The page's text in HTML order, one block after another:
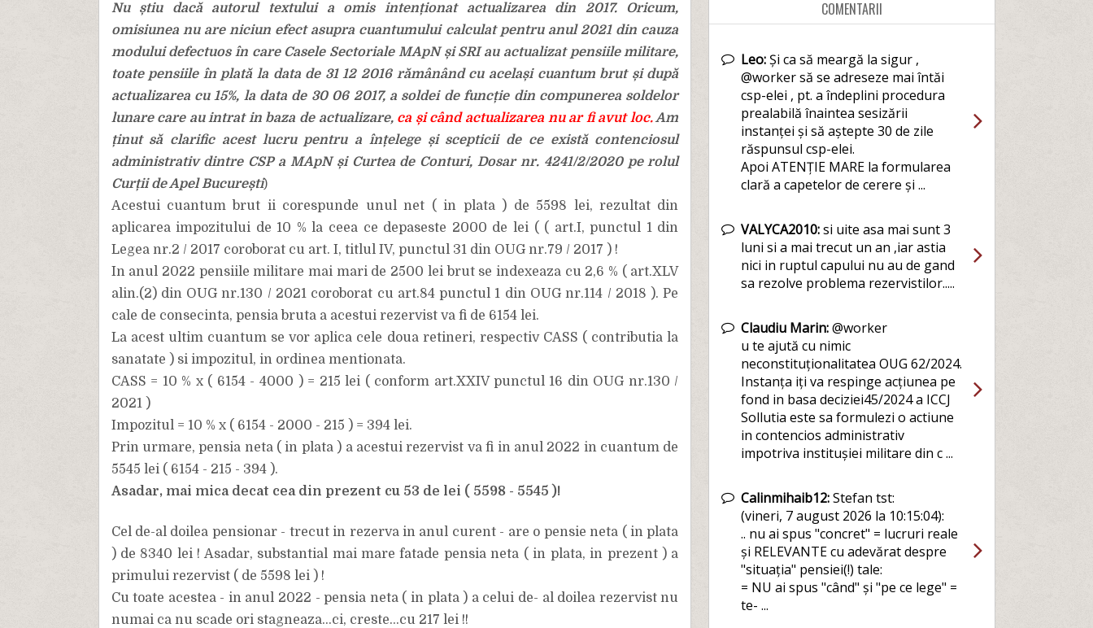
Nu știu dacă autorul textului a omis intenționat actualizarea din 2017. Oricum,
omisiunea nu are niciun efect asupra cuantumului calculat pentru anul 2021 din cauza
modului defectuos în care Casele Sectoriale MApN și SRI au actualizat pensiile militare,
toate pensiile în plată la data de 31 12 2016 rămânând cu același cuantum brut și după
actualizarea cu 15%, la data de 30 06 2017, a soldei de funcție din compunerea soldelor
lunare care au intrat in baza de actualizare, ca și când actualizarea nu ar fi avut loc.Am
ținut să clarific acest lucru pentru a înțelege și scepticii de ce există contenciosul
administrativ dintre CSP a MApN și Curtea de Conturi, Dosar nr. 4241/2/2020 pe rolul
Curții de Apel București)
Acestui cuantum brut ii corespunde unul net ( in plata ) de 5598 lei, rezultat din
aplicarea impozitului de 10 % la ceea ce depaseste 2000 de lei ( ( art.I, punctul 1 din
Legea nr.2 / 2017 coroborat cu art. I, titlul IV, punctul 31 din OUG nr.79 / 2017 ) !
In anul 2022 pensiile militare mai mari de 2500 lei brut se indexeaza cu 2,6 % ( art.XLV
alin.(2) din OUG nr.130 / 2021 coroborat cu art.84 punctul 1 din OUG nr.114 / 2018 ). Pe
cale de consecinta, pensia bruta a acestui rezervist va fi de 6154 lei.
La acest ultim cuantum se vor aplica cele doua retineri, respectiv CASS ( contributia la
sanatate ) si impozitul, in ordinea mentionata.
CASS = 10 % x ( 6154 - 4000 ) = 215 lei ( conform art.XXIV punctul 16 din OUG nr.130 /
2021 )
Impozitul = 10 % x ( 6154 - 2000 - 215 ) = 394 lei.
Prin urmare, pensia neta ( in plata ) a acestui rezervist va fi in anul 2022 in cuantum de
5545 lei ( 6154 - 215 - 394 ).
Asadar, mai mica decat cea din prezent cu 53 de lei ( 5598 - 5545 )!
Cel de-al doilea pensionar - trecut in rezerva in anul curent - are o pensie neta ( in plata
) de 8340 lei ! Asadar, substantial mai mare fatade pensia neta ( in plata, in prezent ) a
primului rezervist ( de 5598 lei ) !
Cu toate acestea - in anul 2022 - pensia neta ( in plata ) a celui de- al doilea rezervist nu
numai ca nu scade ori stagneaza...ci, creste...cu 217 lei !!
COMENTARII
Leo:Și ca să meargă la sigur ,
@worker să se adreseze mai întăi
csp-elei , pt. a îndeplini procedura
prealabilă înaintea sesizării
instanței și să aștepte 30 de zile
răspunsul csp-elei.
Apoi ATENȚIE MARE la formularea
clară a capetelor de cerere și ...
VALYCA2010:si uite asa mai sunt 3
luni si a mai trecut un an ,iar astia
nici in ruptul capului nu au de gand
sa rezolve problema rezervistilor.....
Claudiu Marin:@worker
u te ajută cu nimic
neconstituționalitatea OUG 62/2024.
Instanța iți va respinge acțiunea pe
fond in basa deciziei45/2024 a ICCJ
Sollutia este sa formulezi o actiune
in contencios administrativ
impotriva institușiei militare din c ...
Calinmihaib12:Stefan tst:
(vineri, 7 august 2026 la 10:15:04):
.. nu ai spus "concret" = lucruri reale
și RELEVANTE cu adevărat despre
"situația" pensiei(!) tale:
= NU ai spus "când" și "pe ce lege" =
te- ...